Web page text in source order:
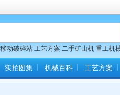
移动破碎站 工艺方案 二手矿山机 重工机
实拍图集 机械百科 工艺方案